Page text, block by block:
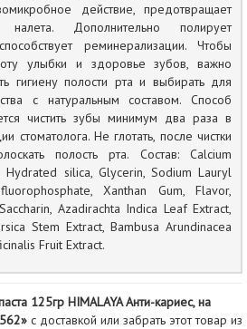
действие, предотвращает
налета. Дополнительно полирует
реминерализации. Чтобы
улыбки и здоровье зубов, важно
гигиену полости рта и выбирать для
с натуральным составом. Способ
чистить зубы минимум два раза в
стоматолога. Не глотать, после чистки
полость рта. Состав: Calcium
Hydrated silica, Glycerin, Sodium Lauryl
Xanthan Gum, Flavor,
Azadirachta Indica Leaf Extract,
Stem Extract, Bambusa Arundinacea
Fruit Extract.
125гр HIMALAYA Анти-кариес, на
с доставкой или забрать этот товар из